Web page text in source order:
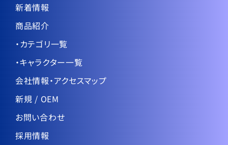
新着情報
商品紹介
・カテゴリ一覧
・キャラクター一覧
会社情報・アクセスマップ
新規 / OEM
お問い合わせ
採用情報